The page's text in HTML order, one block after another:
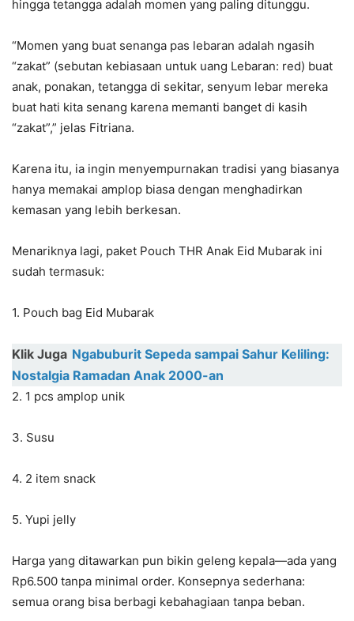
hingga tetangga adalah momen yang paling ditunggu.
“Momen yang buat senanga pas lebaran adalah ngasih
“zakat” (sebutan kebiasaan untuk uang Lebaran: red) buat
anak, ponakan, tetangga di sekitar, senyum lebar mereka
buat hati kita senang karena memanti banget di kasih
“zakat”,” jelas Fitriana.
Karena itu, ia ingin menyempurnakan tradisi yang biasanya
hanya memakai amplop biasa dengan menghadirkan
kemasan yang lebih berkesan.
Menariknya lagi, paket Pouch THR Anak Eid Mubarak ini
sudah termasuk:
1. Pouch bag Eid Mubarak
Klik Juga Ngabuburit Sepeda sampai Sahur Keliling:
Nostalgia Ramadan Anak 2000-an
2. 1 pcs amplop unik
3. Susu
4. 2 item snack
5. Yupi jelly
Harga yang ditawarkan pun bikin geleng kepala—ada yang
Rp6.500 tanpa minimal order. Konsepnya sederhana:
semua orang bisa berbagi kebahagiaan tanpa beban.